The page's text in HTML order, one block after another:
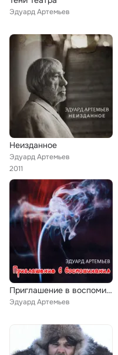
Эдуард Артемьев
Неизданное
Эдуард Артемьев
2011
Приглашение в воспоминания
Эдуард Артемьев